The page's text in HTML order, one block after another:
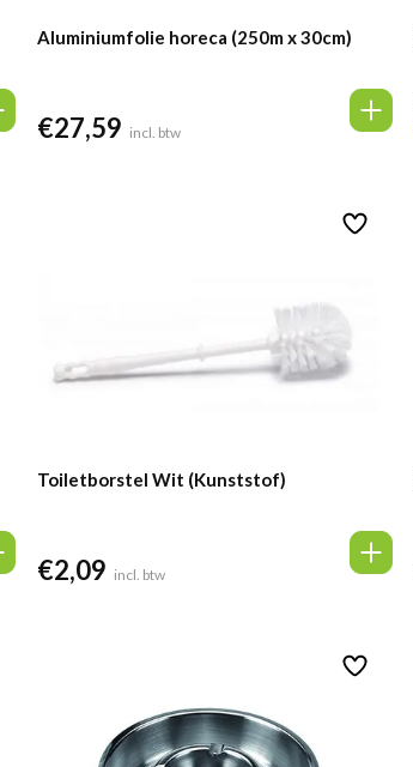
Aluminiumfolie horeca (250m x 30cm)
€27,59 incl. btw
Toiletborstel Wit (Kunststof)
€2,09 incl. btw